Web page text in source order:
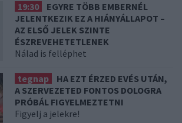
19:30
EGYRE TÖBB EMBERNÉL
JELENTKEZIK EZ A HIÁNYÁLLAPOT –
AZ ELSŐ JELEK SZINTE
ÉSZREVEHETETLENEK
Nálad is felléphet
tegnap
HA EZT ÉRZED EVÉS UTÁN,
A SZERVEZETED FONTOS DOLOGRA
PRÓBÁL FIGYELMEZTETNI
Figyelj a jelekre!